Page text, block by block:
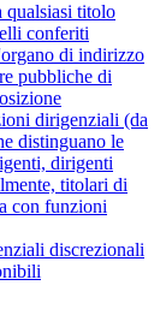
qualsiasi titolo
conferiti
di indirizzo
pubbliche di
dirigenziali (da
distinguano le
dirigenti
titolari di
con funzioni
discrezionali